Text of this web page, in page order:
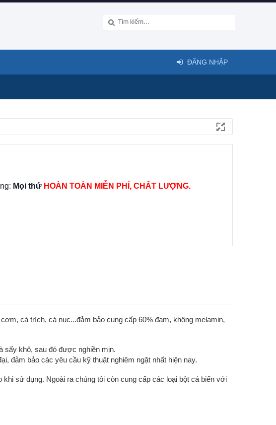
Mọi thứ HOÀN TOÀN MIỄN PHÍ, CHẤT LƯỢNG.
cá trích, cá nục...đảm bảo cung cấp 60% đạm, không melamin,
sấy khô, sau đó được nghiền mịn.
đảm bảo các yêu cầu kỹ thuật nghiêm ngặt nhất hiện nay.
sử dụng. Ngoài ra chúng tôi còn cung cấp các loại bột cá biển với
ĐĂNG NHẬP